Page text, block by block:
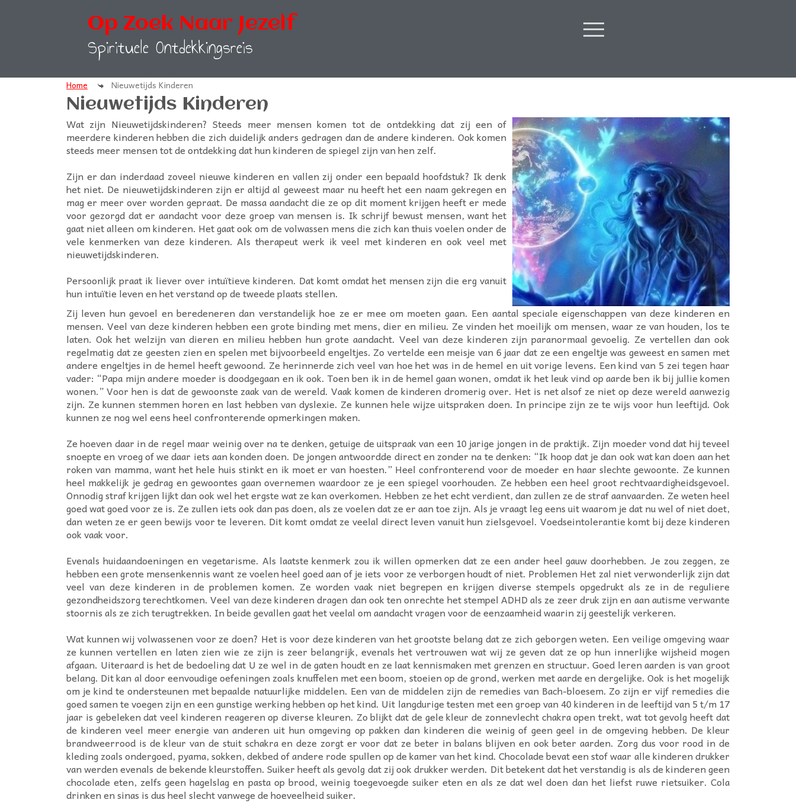
Op Zoek Naar Jezelf
Spirituele Ontdekkingsreis
Home Nieuwetijds Kinderen
Nieuwetijds Kinderen
Wat zijn Nieuwetijdskinderen? Steeds meer mensen komen tot de ontdekking dat zij een of
meerdere kinderen hebben die zich duidelijk anders gedragen dan de andere kinderen. Ook komen
steeds meer mensen tot de ontdekking dat hun kinderen de spiegel zijn van hen zelf.
Zijn er dan inderdaad zoveel nieuwe kinderen en vallen zij onder een bepaald hoofdstuk? Ik denk
het niet. De nieuwetijdskinderen zijn er altijd al geweest maar nu heeft het een naam gekregen en
mag er meer over worden gepraat. De massa aandacht die ze op dit moment krijgen heeft er mede
voor gezorgd dat er aandacht voor deze groep van mensen is. Ik schrijf bewust mensen, want het
gaat niet alleen om kinderen. Het gaat ook om de volwassen mens die zich kan thuis voelen onder de
vele kenmerken van deze kinderen. Als therapeut werk ik veel met kinderen en ook veel met
nieuwetijdskinderen.
Persoonlijk praat ik liever over intuïtieve kinderen. Dat komt omdat het mensen zijn die erg vanuit
hun intuïtie leven en het verstand op de tweede plaats stellen.
Zij leven hun gevoel en beredeneren dan verstandelijk hoe ze er mee om moeten gaan. Een aantal speciale eigenschappen van deze kinderen en
mensen. Veel van deze kinderen hebben een grote binding met mens, dier en milieu. Ze vinden het moeilijk om mensen, waar ze van houden, los te
laten. Ook het welzijn van dieren en milieu hebben hun grote aandacht. Veel van deze kinderen zijn paranormaal gevoelig. Ze vertellen dan ook
regelmatig dat ze geesten zien en spelen met bijvoorbeeld engeltjes. Zo vertelde een meisje van 6 jaar dat ze een engeltje was geweest en samen met
andere engeltjes in de hemel heeft gewoond. Ze herinnerde zich veel van hoe het was in de hemel en uit vorige levens. Een kind van 5 zei tegen haar
vader: “Papa mijn andere moeder is doodgegaan en ik ook. Toen ben ik in de hemel gaan wonen, omdat ik het leuk vind op aarde ben ik bij jullie komen
wonen.” Voor hen is dat de gewoonste zaak van de wereld. Vaak komen de kinderen dromerig over. Het is net alsof ze niet op deze wereld aanwezig
zijn. Ze kunnen stemmen horen en last hebben van dyslexie. Ze kunnen hele wijze uitspraken doen. In principe zijn ze te wijs voor hun leeftijd. Ook
kunnen ze nog wel eens heel confronterende opmerkingen maken.
Ze hoeven daar in de regel maar weinig over na te denken, getuige de uitspraak van een 10 jarige jongen in de praktijk. Zijn moeder vond dat hij teveel
snoepte en vroeg of we daar iets aan konden doen. De jongen antwoordde direct en zonder na te denken: “Ik hoop dat je dan ook wat kan doen aan het
roken van mamma, want het hele huis stinkt en ik moet er van hoesten.” Heel confronterend voor de moeder en haar slechte gewoonte. Ze kunnen
heel makkelijk je gedrag en gewoontes gaan overnemen waardoor ze je een spiegel voorhouden. Ze hebben een heel groot rechtvaardigheidsgevoel.
Onnodig straf krijgen lijkt dan ook wel het ergste wat ze kan overkomen. Hebben ze het echt verdient, dan zullen ze de straf aanvaarden. Ze weten heel
goed wat goed voor ze is. Ze zullen iets ook dan pas doen, als ze voelen dat ze er aan toe zijn. Als je vraagt leg eens uit waarom je dat nu wel of niet doet,
dan weten ze er geen bewijs voor te leveren. Dit komt omdat ze veelal direct leven vanuit hun zielsgevoel. Voedseintolerantie komt bij deze kinderen
ook vaak voor.
Evenals huidaandoeningen en vegetarisme. Als laatste kenmerk zou ik willen opmerken dat ze een ander heel gauw doorhebben. Je zou zeggen, ze
hebben een grote mensenkennis want ze voelen heel goed aan of je iets voor ze verborgen houdt of niet. Problemen Het zal niet verwonderlijk zijn dat
veel van deze kinderen in de problemen komen. Ze worden vaak niet begrepen en krijgen diverse stempels opgedrukt als ze in de reguliere
gezondheidszorg terechtkomen. Veel van deze kinderen dragen dan ook ten onrechte het stempel ADHD als ze zeer druk zijn en aan autisme verwante
stoornis als ze zich terugtrekken. In beide gevallen gaat het veelal om aandacht vragen voor de eenzaamheid waarin zij geestelijk verkeren.
Wat kunnen wij volwassenen voor ze doen? Het is voor deze kinderen van het grootste belang dat ze zich geborgen weten. Een veilige omgeving waar
ze kunnen vertellen en laten zien wie ze zijn is zeer belangrijk, evenals het vertrouwen wat wij ze geven dat ze op hun innerlijke wijsheid mogen
afgaan. Uiteraard is het de bedoeling dat U ze wel in de gaten houdt en ze laat kennismaken met grenzen en structuur. Goed leren aarden is van groot
belang. Dit kan al door eenvoudige oefeningen zoals knuffelen met een boom, stoeien op de grond, werken met aarde en dergelijke. Ook is het mogelijk
om je kind te ondersteunen met bepaalde natuurlijke middelen. Een van de middelen zijn de remedies van Bach-bloesem. Zo zijn er vijf remedies die
goed samen te voegen zijn en een gunstige werking hebben op het kind. Uit langdurige testen met een groep van 40 kinderen in de leeftijd van 5 t/m 17
jaar is gebeleken dat veel kinderen reageren op diverse kleuren. Zo blijkt dat de gele kleur de zonnevlecht chakra open trekt, wat tot gevolg heeft dat
de kinderen veel meer energie van anderen uit hun omgeving op pakken dan kinderen die weinig of geen geel in de omgeving hebben. De kleur
brandweerrood is de kleur van de stuit schakra en deze zorgt er voor dat ze beter in balans blijven en ook beter aarden. Zorg dus voor rood in de
kleding zoals ondergoed, pyama, sokken, dekbed of andere rode spullen op de kamer van het kind. Chocolade bevat een stof waar alle kinderen drukker
van werden evenals de bekende kleurstoffen. Suiker heeft als gevolg dat zij ook drukker werden. Dit betekent dat het verstandig is als de kinderen geen
chocolade eten, zelfs geen hagelslag en pasta op brood, weinig toegevoegde suiker eten en als ze dat wel doen dan het liefst ruwe rietsuiker. Cola
drinken en sinas is dus heel slecht vanwege de hoeveelheid suiker.